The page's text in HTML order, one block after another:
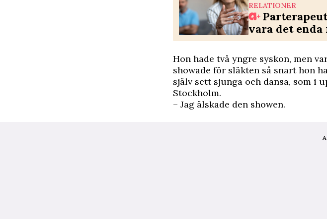
RELATIONER
vara det enda
Hon hade två yngre syskon, men
showade för släkten så snart hon
själv sett sjunga och dansa, som i
Stockholm.
– Jag älskade den showen.